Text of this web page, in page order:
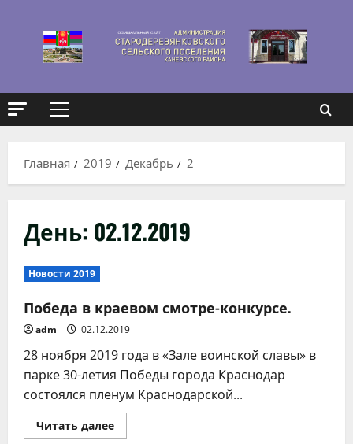
содержимому
Основное
Главная
2019 Декабрь 2
День: 02.12.2019
Новости 2019
Победа в краевом смотре-конкурсе.
adm 02.12.2019
28 ноября 2019 года в «Зале воинской славы» в
парке 30-летия Победы города Краснодар
состоялся пленум Краснодарской...
Читать далееПрочитать
больше